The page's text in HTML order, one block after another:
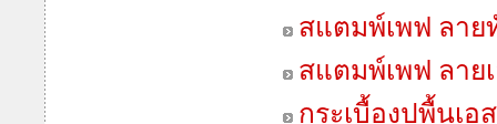
สแตมพ์เพฟ ลา
สแตมพ์เพฟ ลาย
กระเบื้องปูพื้นเ